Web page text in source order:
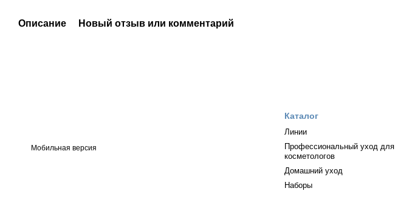
Описание Новый отзыв или комментарий
Мобильная версия
Каталог
Линии
Профессиональный уход для
косметологов
Домашний уход
Наборы